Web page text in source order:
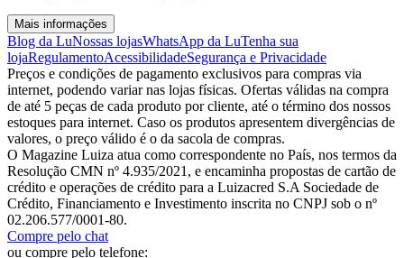
Mais informações
Blog da LuNossas lojasWhatsApp da LuTenha sua
lojaRegulamentoAcessibilidadeSegurança e Privacidade
Preços e condições de pagamento exclusivos para compras via
internet, podendo variar nas lojas físicas. Ofertas válidas na compra
de até 5 peças de cada produto por cliente, até o término dos nossos
estoques para internet. Caso os produtos apresentem divergências de
valores, o preço válido é o da sacola de compras.
O Magazine Luiza atua como correspondente no País, nos termos da
Resolução CMN nº 4.935/2021, e encaminha propostas de cartão de
crédito e operações de crédito para a Luizacred S.A Sociedade de
Crédito, Financiamento e Investimento inscrita no CNPJ sob o nº
02.206.577/0001-80.
Compre pelo chat
ou compre pelo telefone: